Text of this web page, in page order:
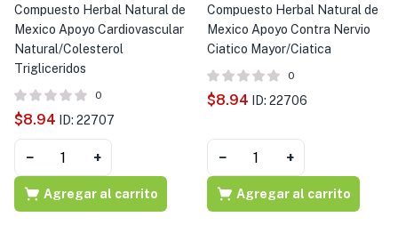
Compuesto Herbal Natural de
Mexico Apoyo Cardiovascular
Natural/Colesterol
Trigliceridos
0
$8.94 ID: 22707
− +
Agregar al carrito
Compuesto Herbal Natural de
Mexico Apoyo Contra Nervio
Ciatico Mayor/Ciatica
0
$8.94 ID: 22706
− +
Agregar al carrito